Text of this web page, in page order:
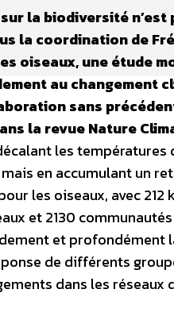
la biodiversité n’est
la coordination de
oiseaux, une étude
au changement
sans
la revue Nature
les températures
en accumulant un
les oiseaux, avec 212
et 2130
et profondément
de différents
dans les réseaux